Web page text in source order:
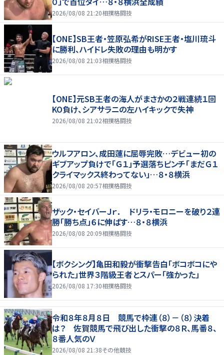
2026/08/08 21:20相撲格闘技
【ONE】SB王者・笠原弘希がRISE王者・塩川琉斗
に勝利、ハイドレ失敗の理由も明かす
2026/08/08 21:03相撲格闘技
【ONE】元SB王者の海人がまさかの２戦連続１回
KO負け、シアサラニの左ハイキックで失神
2026/08/08 21:02相撲格闘技
ウルフアロン、成田蓮に屈辱完敗…デビュー初の
ギブアップ負けで「Ｇ１」予選落ちピンチ「まだＧ１
クライマックス終わってない」…８・８横浜
2026/08/08 20:57相撲格闘技
ザック・セイバーＪｒ． ドリラ・モロニーを破り２連
勝「勝ち点」６に伸ばす…８・８横浜
2026/08/08 20:09相撲格闘技
【ボクシング】亀田和毅が衝撃告白「ボコボコにや
られた」世界３階級王者とスパー「強かった」
2026/08/08 17:30相撲格闘技
令和８年８月８日 競馬で枠連（８）－（８）決着
は？ 佐賀競馬で飛び出した衝撃の８Ｒ、馬番８、
８番人気のＶ
2026/08/08 21:38その他競技